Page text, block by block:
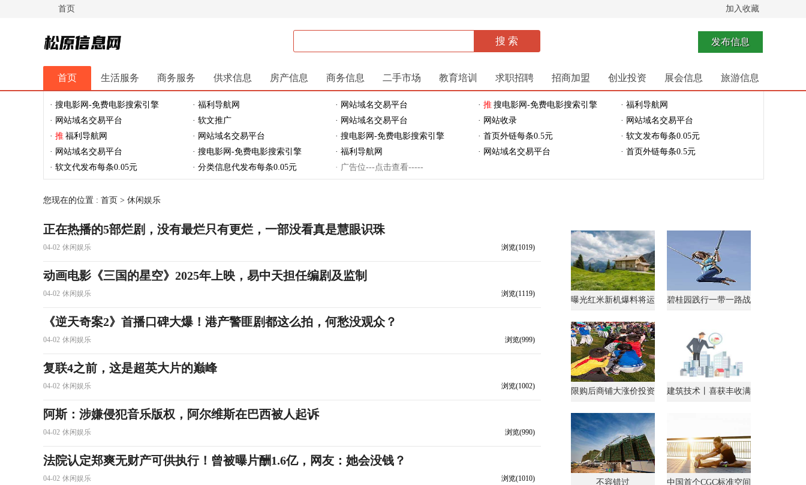
首页 加入收藏
松原信息网 发布信息
首页 生活服务 商务服务 供求信息 房产信息 商务信息 二手市场 教育培训 求职招聘 招商加盟 创业投资 展会信息 旅游信息
休闲娱乐 体育健身 最新资讯 最新推文
· 搜电影网-免费电影搜索引擎 · 福利导航网 · 网站域名交易平台 · 推 搜电影网-免费电影搜索引擎
· 福利导航网
· 网站域名交易平台
· 软文推广 · 网站域名交易平台 · 网站收录
· 网站域名交易平台
· 推 福利导航网 · 网站域名交易平台 · 搜电影网-免费电影搜索引擎 · 首页外链每条0.5元
· 软文发布每条0.05元
· 网站域名交易平台
· 搜电影网-免费电影搜索引擎 · 福利导航网 · 网站域名交易平台
· 首页外链每条0.5元
· 软文代发布每条0.05元
· 分类信息代发布每条0.05元 · 广告位---点击查看-----
您现在的位置 : 首页 > 休闲娱乐
正在热播的5部烂剧，没有最烂只有更烂，一部没看真是慧眼识珠
04-02 休闲娱乐 浏览(1019)
动画电影《三国的星空》2025年上映，易中天担任编剧及监制
04-02 休闲娱乐 浏览(1119)
《逆天奇案2》首播口碑大爆！港产警匪剧都这么拍，何愁没观众？
04-02 休闲娱乐 浏览(999)
复联4之前，这是超英大片的巅峰
04-02 休闲娱乐 浏览(1002)
阿斯：涉嫌侵犯音乐版权，阿尔维斯在巴西被人起诉
04-02 休闲娱乐 浏览(990)
法院认定郑爽无财产可供执行！曾被曝片酬1.6亿，网友：她会没钱？
04-02 休闲娱乐 浏览(1010)
曝光红米新机爆料将运 碧桂园践行一带一路战
限购后商铺大涨价投资 建筑技术丨喜获丰收满
不容错过 中国首个CGC标准空间